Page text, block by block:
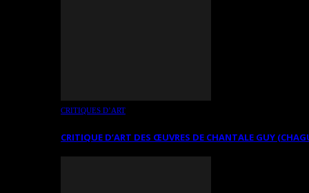
CRITIQUES D’ART
CRITIQUE D’ART DES ŒUVRES DE CHANTALE GUY